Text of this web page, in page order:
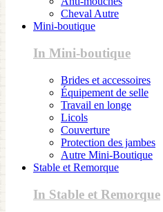
Cheval Autre
Mini-boutique
In Mini-boutique
Brides et accessoires
Équipement de selle
Travail en longe
Licols
Couverture
Protection des jambes
Autre Mini-Boutique
Stable et Remorque
In Stable et Remorque